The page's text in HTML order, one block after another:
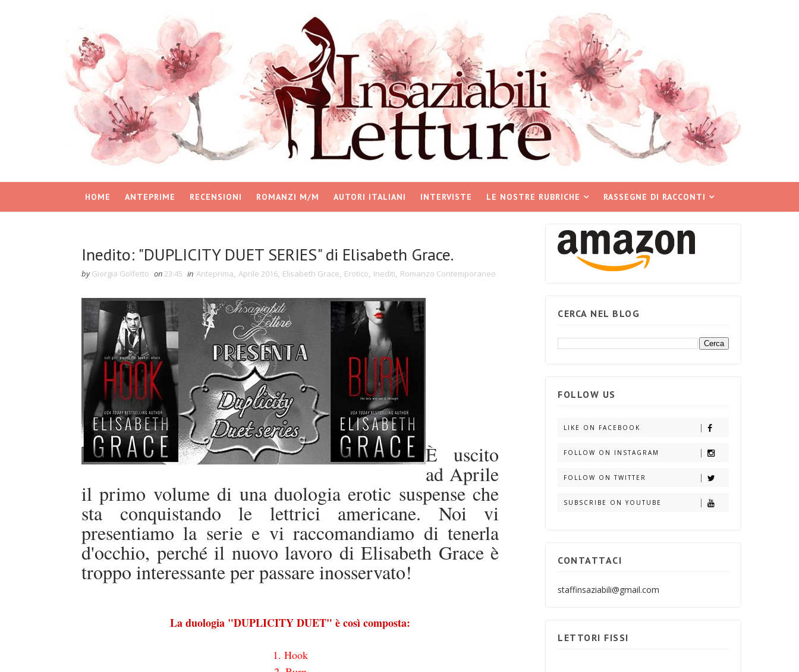
HOME ANTEPRIME RECENSIONI ROMANZI M/M AUTORI ITALIANI INTERVISTE LE NOSTRE RUBRICHE RASSEGNE DI RACCONTI
Inedito: "DUPLICITY DUET SERIES" di Elisabeth Grace.
by Giorgia Golfetto on23:45 in Anteprima, Aprile 2016, Elisabeth Grace, Erotico, Inediti, Romanzo Contemporaneo
È uscito
ad Aprile
il primo volume di una duologia erotic suspense che
sta conquistando le lettrici americane. Noi vi
presentiamo la serie e vi raccomandiamo di tenerla
d'occhio, perché il nuovo lavoro di Elisabeth Grace è
troppo interessante per passare inosservato!
La duologia "DUPLICITY DUET" è così composta:
1. Hook
CERCA NEL BLOG
FOLLOW US
LIKE ON FACEBOOK
FOLLOW ON INSTAGRAM
FOLLOW ON TWITTER
SUBSCRIBE ON YOUTUBE
CONTATTACI
staffinsaziabili@gmail.com
LETTORI FISSI